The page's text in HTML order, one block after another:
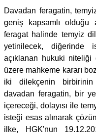
Davadan feragatin,
geniş kapsamlı olduğu
feragat halinde temyiz
yetinilecek, diğerinde
açıklanan hukuki
üzere mahkeme kararı
iki dilekçenin
davadan feragatin, bir
içereceği, dolayısı ile
isteği esas alınarak
ilke, HGK'nun